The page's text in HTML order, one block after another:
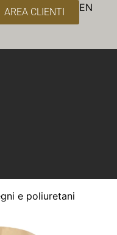
AREA CLIENTI EN
e poliuretani